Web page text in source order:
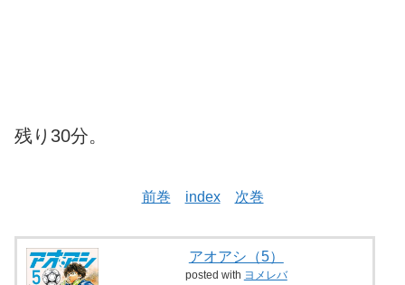
残り30分。
前巻 index 次巻
アオアシ（5）
posted with ヨメレバ